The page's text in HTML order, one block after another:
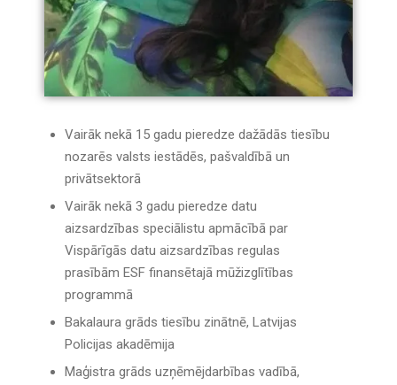
Vairāk nekā 15 gadu pieredze dažādās tiesību
nozarēs valsts iestādēs, pašvaldībā un
privātsektorā
Vairāk nekā 3 gadu pieredze datu
aizsardzības speciālistu apmācībā par
Vispārīgās datu aizsardzības regulas
prasībām ESF finansētajā mūžizglītības
programmā
Bakalaura grāds tiesību zinātnē, Latvijas
Policijas akadēmija
Maģistra grāds uzņēmējdarbības vadībā,